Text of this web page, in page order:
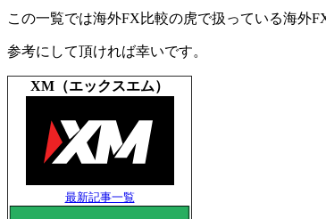
この一覧では海外FX比較の虎で扱っている海外
参考にして頂ければ幸いです。
XM（エックスエム）
最新記事一覧